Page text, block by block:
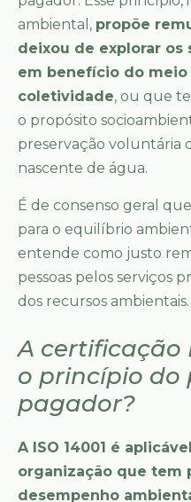
ambiental, propõe
deixou de explorar os
em benefício do
coletividade, ou que
o propósito
preservação voluntária
nascente de água.
É de consenso geral
para o equilíbrio
entende como justo
pessoas pelos serviços
dos recursos ambientais.
A certificação
o princípio do
pagador?
A ISO 14001 é
organização que tem
desempenho